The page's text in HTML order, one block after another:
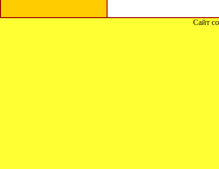
Сайт